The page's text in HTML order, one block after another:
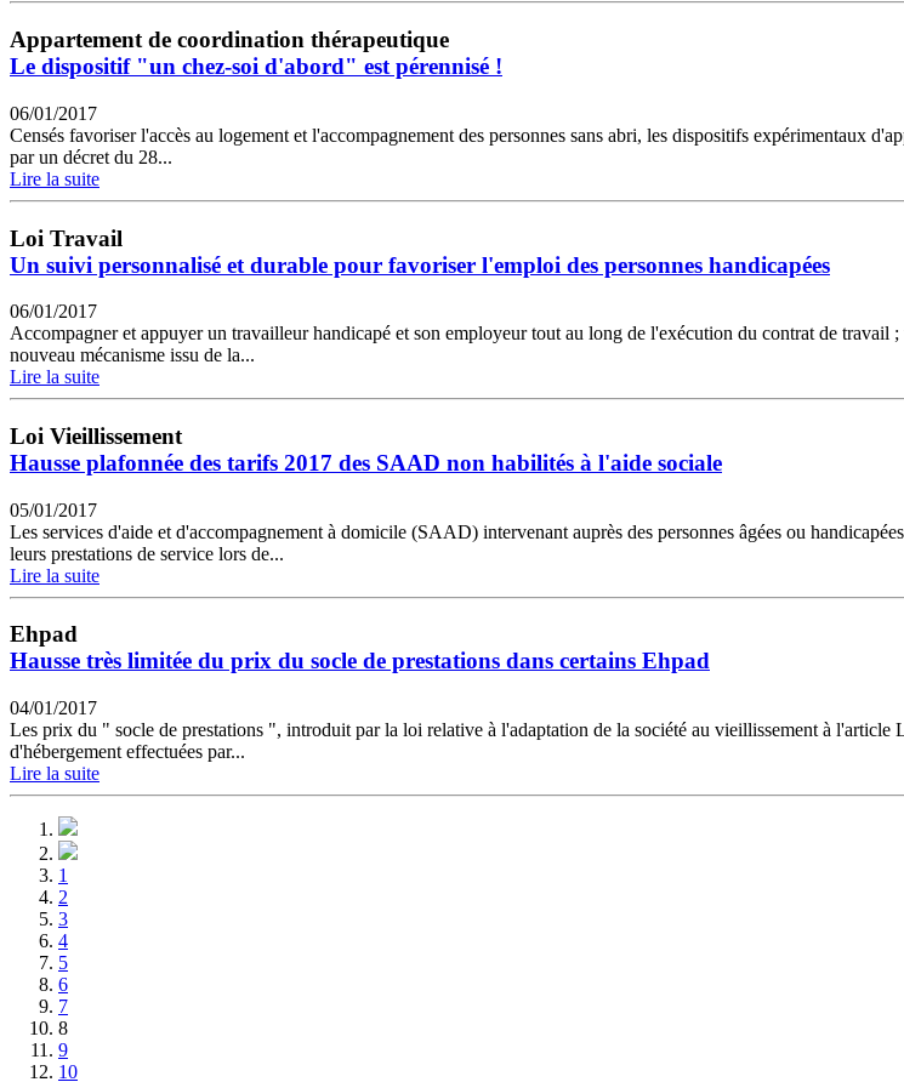
Appartement de coordination thérapeutique
Le dispositif "un chez-soi d'abord" est pérennisé !
06/01/2017
Censés favoriser l'accès au logement et l'accompagnement des personnes sans abri, les dispositifs expérimentaux
par un décret du 28...
Lire la suite
Loi Travail
Un suivi personnalisé et durable pour favoriser l'emploi des personnes handicapées
06/01/2017
Accompagner et appuyer un travailleur handicapé et son employeur tout au long de l'exécution du contrat de
nouveau mécanisme issu de la...
Lire la suite
Loi Vieillissement
Hausse plafonnée des tarifs 2017 des SAAD non habilités à l'aide sociale
05/01/2017
Les services d'aide et d'accompagnement à domicile (SAAD) intervenant auprès des personnes âgées ou
leurs prestations de service lors de...
Lire la suite
Ehpad
Hausse très limitée du prix du socle de prestations dans certains Ehpad
04/01/2017
Les prix du " socle de prestations ", introduit par la loi relative à l'adaptation de la société au vieillissement à
d'hébergement effectuées par...
Lire la suite
1
2
3
4
5
6
7
8
9
10